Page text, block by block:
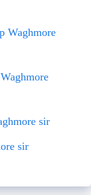
Waghmore
sir
sir